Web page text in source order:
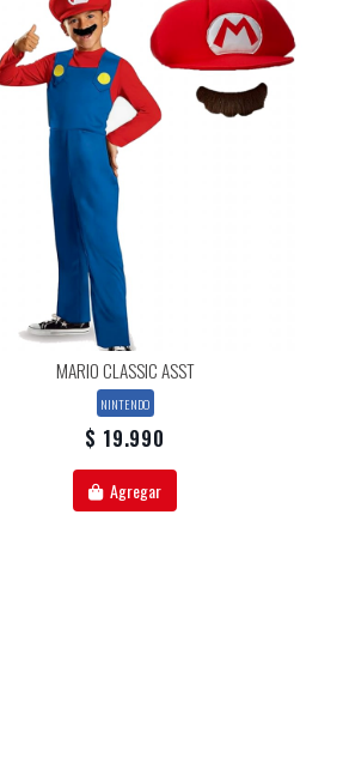
MARIO CLASSIC ASST
NINTENDO
$ 19.990
Agregar